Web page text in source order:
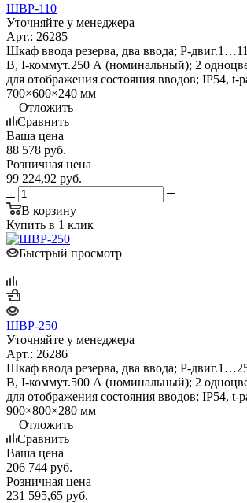
ШВР-110
Уточняйте у менеджера
Арт.: 26285
Шкаф ввода резерва, два ввода; P-
В, I-коммут.250 А (номинальный); 2
для отображения состояния вводов; IP54,
700×600×240 мм
Отложить
Сравнить
Ваша цена
88 578 руб.
Розничная цена
99 224,92 руб.
В корзину
Купить в 1 клик
Быстрый просмотр
ШВР-250
Уточняйте у менеджера
Арт.: 26286
Шкаф ввода резерва, два ввода; P-
В, I-коммут.500 А (номинальный); 2
для отображения состояния вводов; IP54,
900×800×280 мм
Отложить
Сравнить
Ваша цена
206 744 руб.
Розничная цена
231 595,65 руб.